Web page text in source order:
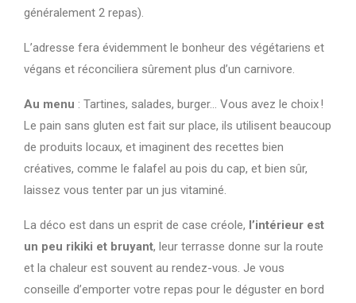
généralement 2 repas).
L’adresse fera évidemment le bonheur des végétariens et
végans et réconciliera sûrement plus d’un carnivore.
Au menu : Tartines, salades, burger… Vous avez le choix !
Le pain sans gluten est fait sur place, ils utilisent beaucoup
de produits locaux, et imaginent des recettes bien
créatives, comme le falafel au pois du cap, et bien sûr,
laissez vous tenter par un jus vitaminé.
La déco est dans un esprit de case créole, l’intérieur est
un peu rikiki et bruyant, leur terrasse donne sur la route
et la chaleur est souvent au rendez-vous. Je vous
conseille d’emporter votre repas pour le déguster en bord